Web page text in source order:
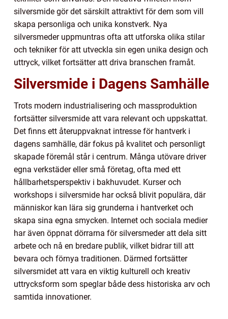
silversmide gör det särskilt attraktivt för dem som vill
skapa personliga och unika konstverk. Nya
silversmeder uppmuntras ofta att utforska olika stilar
och tekniker för att utveckla sin egen unika design och
uttryck, vilket fortsätter att driva branschen framåt.
Silversmide i Dagens Samhälle
Trots modern industrialisering och massproduktion
fortsätter silversmide att vara relevant och uppskattat.
Det finns ett återuppvaknat intresse för hantverk i
dagens samhälle, där fokus på kvalitet och personligt
skapade föremål står i centrum. Många utövare driver
egna verkstäder eller små företag, ofta med ett
hållbarhetsperspektiv i bakhuvudet. Kurser och
workshops i silversmide har också blivit populära, där
människor kan lära sig grunderna i hantverket och
skapa sina egna smycken. Internet och sociala medier
har även öppnat dörrarna för silversmeder att dela sitt
arbete och nå en bredare publik, vilket bidrar till att
bevara och förnya traditionen. Därmed fortsätter
silversmidet att vara en viktig kulturell och kreativ
uttrycksform som speglar både dess historiska arv och
samtida innovationer.